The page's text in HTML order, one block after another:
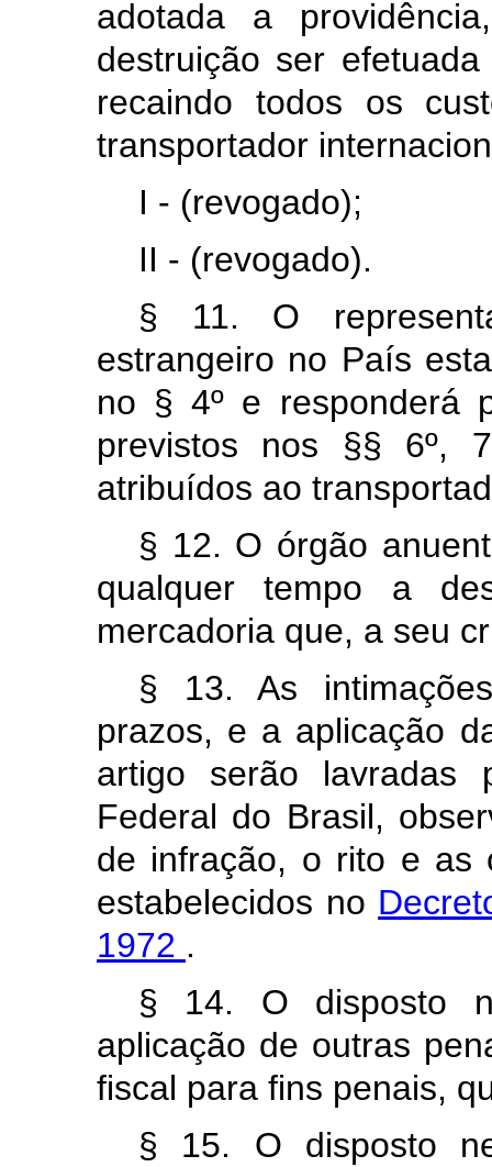
adotada a
destruição ser
recaindo todos os
transportador
I - (revogado);
II - (revogado).
§ 11. O
estrangeiro no País
no § 4º e responderá
previstos nos §§ 6º,
atribuídos ao
§ 12. O órgão
qualquer tempo a
mercadoria que, a seu
§ 13. As
prazos, e a aplicação
artigo serão lavradas
Federal do Brasil,
de infração, o rito e as
estabelecidos no
1972 .
§ 14. O disposto
aplicação de outras
fiscal para fins penais,
§ 15. O disposto